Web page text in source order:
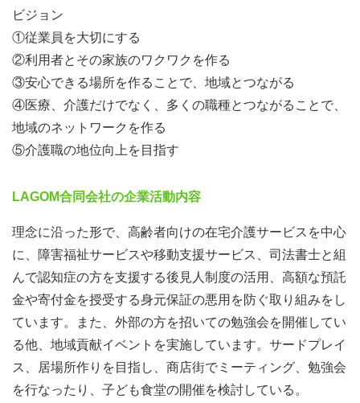
ビジョン
①従業員を大切にする
②利用者とその家族のワクワクを作る
③安心できる場所を作ることで、地域とつながる
④医療、介護だけでなく、多くの職種とつながることで、
地域のネットワークを作る
⑤介護職の地位向上を目指す
LAGOM合同会社の企業活動内容
理念に沿った形で、高齢者向けの在宅介護サービスを中心
に、障害福祉サービスや移動支援サービス、司法書士と組
んで認知症の方を支援する後見人制度の活用、高額な預託
金や寄付金を授受する身元保証の悪用を防ぐ取り組みをし
ています。また、外部の方を招いての勉強会を開催してい
る他、地域貢献イベントを実施しています。サードプレイ
ス、居場所作りを目指し、商店街でミーティング、勉強会
を行なったり、子ども食堂の開催を検討している。